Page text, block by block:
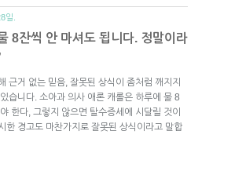
일.
8잔씩 안 마셔도 됩니다. 정말이라
근거 없는 믿음, 잘못된 상식이 좀처럼 깨지지
습니다. 소아과 의사 애론 캐롤은 하루에 물 8
한다, 그렇지 않으면 탈수증세에 시달릴 것이
한 경고도 마찬가지로 잘못된 상식이라고 말합